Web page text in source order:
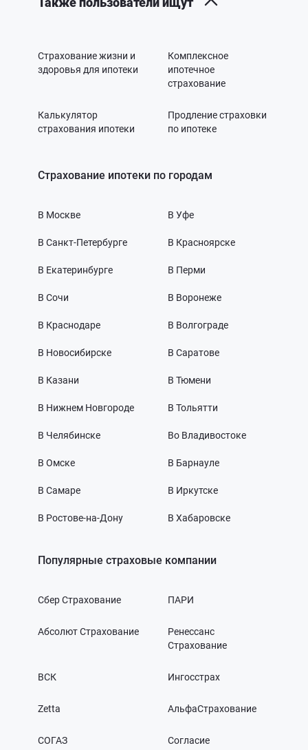
Страхование жизни и
здоровья для ипотеки
Комплексное
ипотечное
страхование
Калькулятор
страхования ипотеки
Продление страховки
по ипотеке
Страхование ипотеки по городам
В Москве
В Санкт-Петербурге
В Екатеринбурге
В Сочи
В Краснодаре
В Новосибирске
В Казани
В Нижнем Новгороде
В Челябинске
В Омске
В Самаре
В Ростове-на-Дону
В Уфе
В Красноярске
В Перми
В Воронеже
В Волгограде
В Саратове
В Тюмени
В Тольятти
Во Владивостоке
В Барнауле
В Иркутске
В Хабаровске
Популярные страховые компании
Сбер Страхование ПАРИ
Абсолют Страхование
Ренессанс
Страхование
ВСК Ингосстрах
Zetta АльфаСтрахование
СОГАЗ Согласие